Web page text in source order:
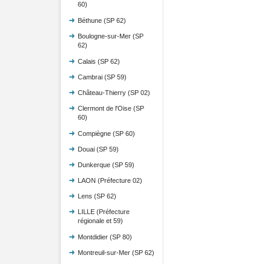
60)
Béthune (SP 62)
Boulogne-sur-Mer (SP
62)
Calais (SP 62)
Cambrai (SP 59)
Château-Thierry (SP 02)
Clermont de l'Oise (SP
60)
Compiègne (SP 60)
Douai (SP 59)
Dunkerque (SP 59)
LAON (Préfecture 02)
Lens (SP 62)
LILLE (Préfecture
régionale et 59)
Montdidier (SP 80)
Montreuil-sur-Mer (SP 62)